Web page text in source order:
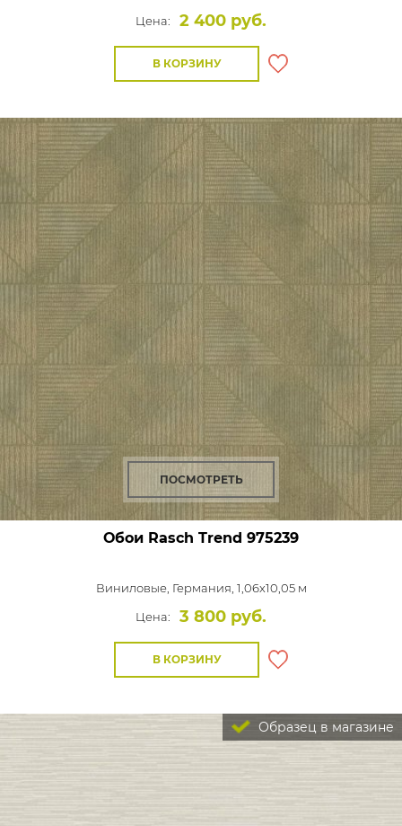
Цена:
2 400 руб.
В КОРЗИНУ
ПОСМОТРЕТЬ
Обои Rasch Trend 975239
Виниловые, Германия, 1,06x10,05 м
Цена:
3 800 руб.
В КОРЗИНУ
Образец в магазине